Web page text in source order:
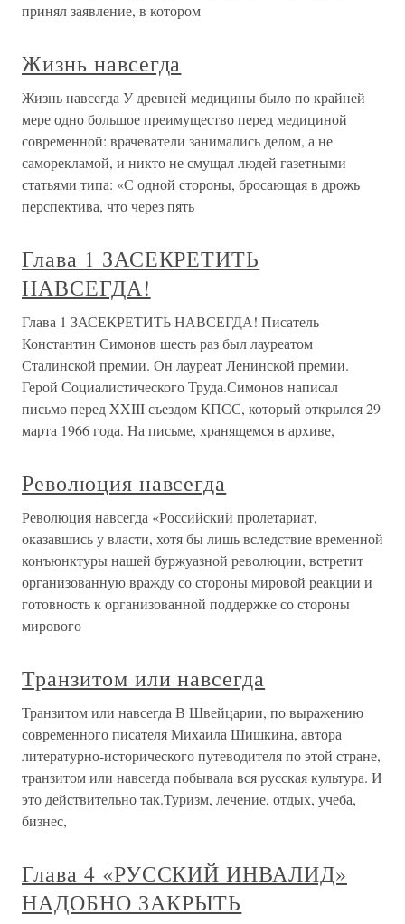
принял заявление, в котором
Жизнь навсегда
Жизнь навсегда У древней медицины было по крайней
мере одно большое преимущество перед медициной
современной: врачеватели занимались делом, а не
саморекламой, и никто не смущал людей газетными
статьями типа: «С одной стороны, бросающая в дрожь
перспектива, что через пять
Глава 1 ЗАСЕКРЕТИТЬ
НАВСЕГДА!
Глава 1 ЗАСЕКРЕТИТЬ НАВСЕГДА! Писатель
Константин Симонов шесть раз был лауреатом
Сталинской премии. Он лауреат Ленинской премии.
Герой Социалистического Труда.Симонов написал
письмо перед XXIII съездом КПСС, который открылся 29
марта 1966 года. На письме, хранящемся в архиве,
Революция навсегда
Революция навсегда «Российский пролетариат,
оказавшись у власти, хотя бы лишь вследствие временной
конъюнктуры нашей буржуазной революции, встретит
организованную вражду со стороны мировой реакции и
готовность к организованной поддержке со стороны
мирового
Транзитом или навсегда
Транзитом или навсегда В Швейцарии, по выражению
современного писателя Михаила Шишкина, автора
литературно-исторического путеводителя по этой стране,
транзитом или навсегда побывала вся русская культура. И
это действительно так.Туризм, лечение, отдых, учеба,
бизнес,
Глава 4 «РУССКИЙ ИНВАЛИД»
НАДОБНО ЗАКРЫТЬ